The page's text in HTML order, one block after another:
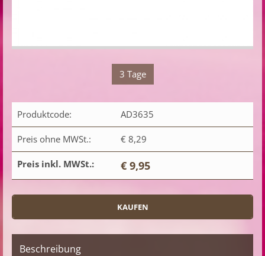
3 Tage
Produktcode: AD3635
Preis ohne MWSt.: € 8,29
Preis inkl. MWSt.: € 9,95
Beschreibung